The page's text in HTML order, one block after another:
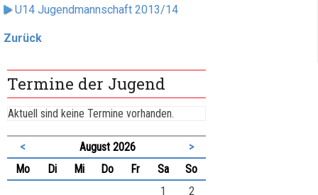
U14 Jugendmannschaft 2013/14
Zurück
Termine der Jugend
Aktuell sind keine Termine vorhanden.
< August 2026
>
Montag Dienstag
Mittwoch
Donnerstag
FreitagSamstag
Sonntag
1
2